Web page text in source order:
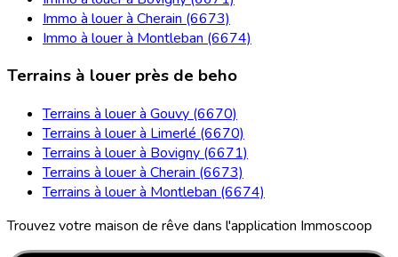
Immo à louer à Cherain (6673)
Immo à louer à Montleban (6674)
Terrains à louer près de beho
Terrains à louer à Gouvy (6670)
Terrains à louer à Limerlé (6670)
Terrains à louer à Bovigny (6671)
Terrains à louer à Cherain (6673)
Terrains à louer à Montleban (6674)
Trouvez votre maison de rêve dans l'application Immoscoop